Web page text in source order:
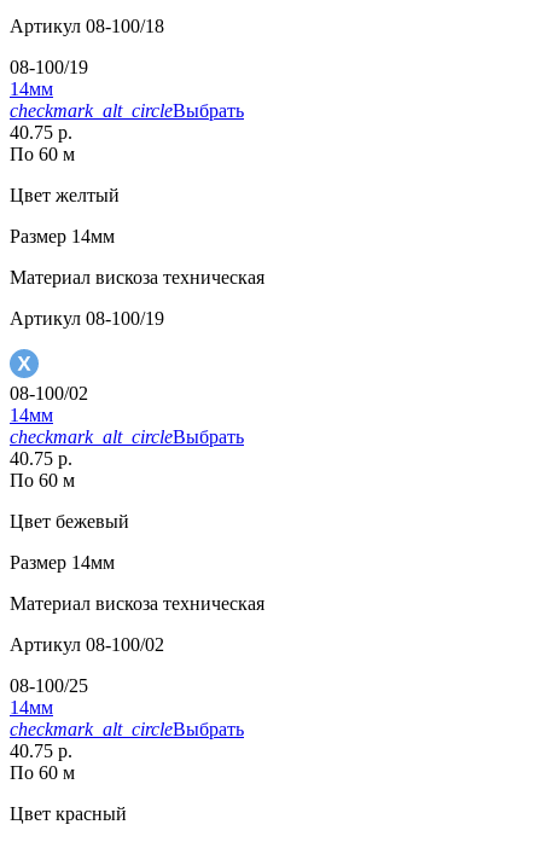
Артикул 08-100/18
08-100/19
14мм
checkmark_alt_circleВыбрать
40.75 р.
По 60 м
Цвет желтый
Размер 14мм
Материал вискоза техническая
Артикул 08-100/19
08-100/02
14мм
checkmark_alt_circleВыбрать
40.75 р.
По 60 м
Цвет бежевый
Размер 14мм
Материал вискоза техническая
Артикул 08-100/02
08-100/25
14мм
checkmark_alt_circleВыбрать
40.75 р.
По 60 м
Цвет красный